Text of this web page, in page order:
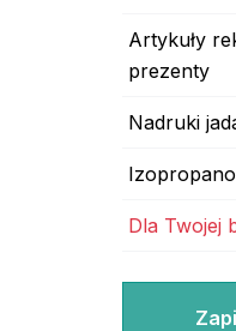
Artykuły
prezenty
Nadruki
Dla Twojej